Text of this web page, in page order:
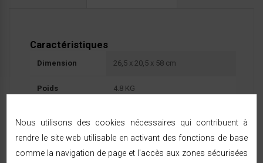
Caractéristiques
Dimension 26,5 x 20,5 x 58 cm
Poids 4.8 KG
Puissance 45W
Référence:
Nous utilisons des cookies nécessaires qui contribuent à
rendre le site web utilisable en activant des fonctions de base
comme la navigation de page et l'accès aux zones sécurisées